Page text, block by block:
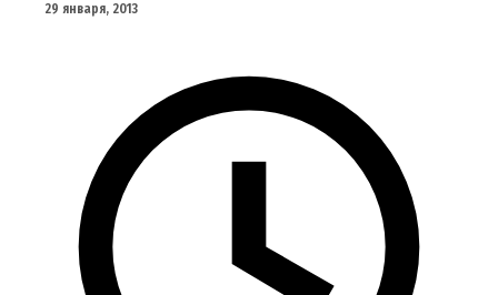
29 января, 2013